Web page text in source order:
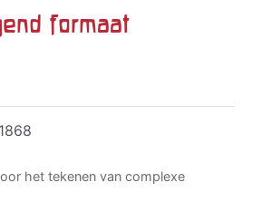
formaat
het tekenen van complexe